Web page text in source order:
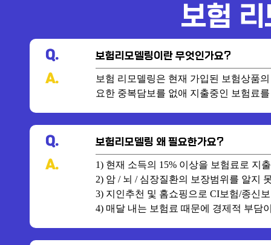
보험
Q. 보험리모델링이란 무엇인가요?
A.
보험 리모델링은 현재 가입된 보험상품
요한 중복담보를 없애 지출중인 보험료
Q. 보험리모델링 왜 필요한가요?
A.
1) 현재 소득의 15% 이상을 보험료로 지
2) 암 / 뇌 / 심장질환의 보장범위를 알지
3) 지인추천 및 홈쇼핑으로 CI보험/종신
4) 매달 내는 보험료 때문에 경제적 부담